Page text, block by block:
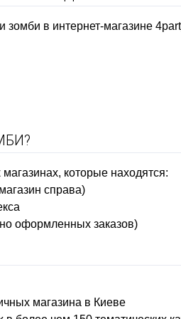
в интернет-магазине
которые находятся:
справа)
оформленных заказов)
магазина в Киеве